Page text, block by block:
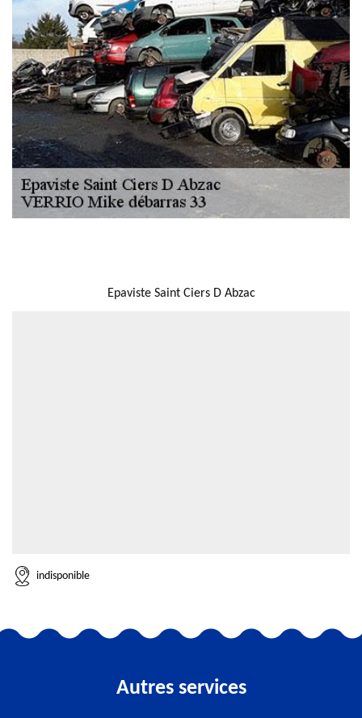
Epaviste Saint Ciers D Abzac
indisponible
Autres services